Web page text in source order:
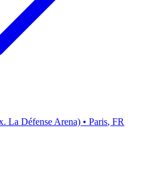
La Défense Arena) • Paris, FR